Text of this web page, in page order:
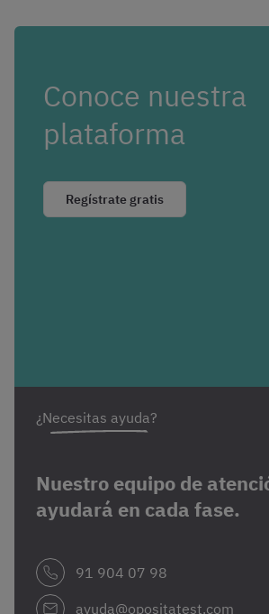
Conoce nuestra
plataforma
Regístrate gratis
¿Necesitas ayuda?
Nuestro equipo de
ayudará en cada fase.
91 904 07 98
ayuda@opositatest.com